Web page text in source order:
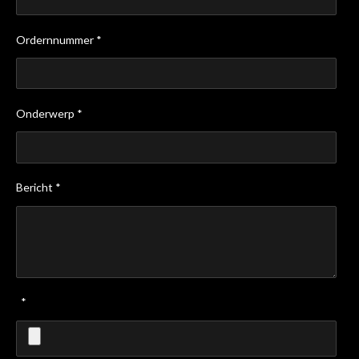
Ordernnummer *
Onderwerp *
Bericht *
*